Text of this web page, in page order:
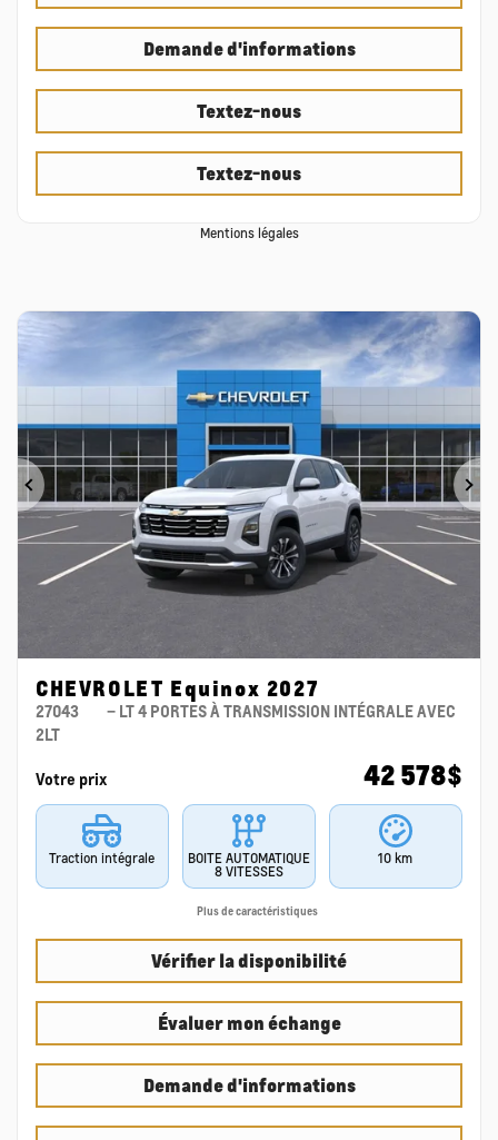
Demande d'informations
Textez-nous
Textez-nous
Mentions légales
Précédent
CHEVROLET Equinox 2027
27043
– LT 4 PORTES À TRANSMISSION INTÉGRALE AVEC
2LT
Votre prix 42 578$
Traction intégrale
BOITE AUTOMATIQUE
8 VITESSES
10 km
Plus de caractéristiques
Vérifier la disponibilité
Évaluer mon échange
Demande d'informations